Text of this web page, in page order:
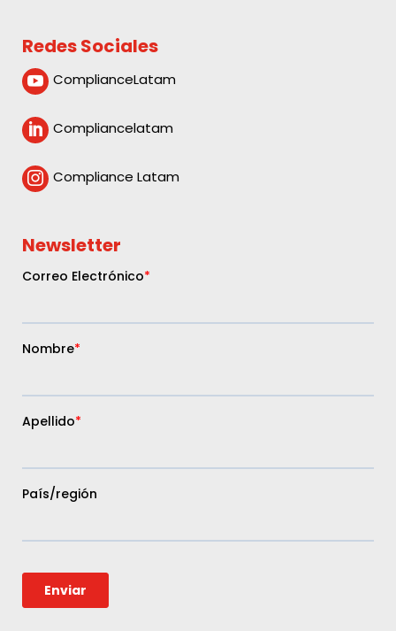
Redes Sociales
 ComplianceLatam
 Compliancelatam
 Compliance Latam
Newsletter